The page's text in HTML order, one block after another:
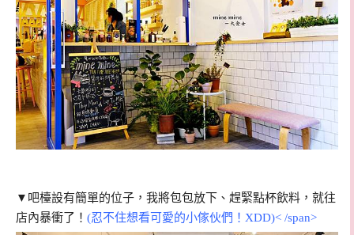
▼吧檯設有簡單的位子，我將包包放下、趕緊點杯飲料，就往
店內暴衝了！ (忍不住想看可愛的小傢伙們！XDD)< /span>